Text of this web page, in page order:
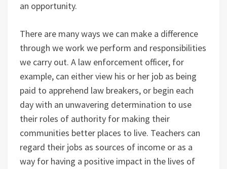
an opportunity.
There are many ways we can make a difference
through we work we perform and responsibilities
we carry out. A law enforcement officer, for
example, can either view his or her job as being
paid to apprehend law breakers, or begin each
day with an unwavering determination to use
their roles of authority for making their
communities better places to live. Teachers can
regard their jobs as sources of income or as a
way for having a positive impact in the lives of